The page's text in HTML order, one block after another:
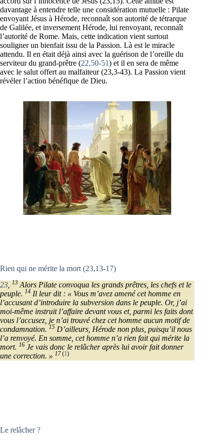
davantage à entendre telle une considération mutuelle : Pilate
envoyant Jésus à Hérode, reconnaît son autorité de tétrarque
de Galilée, et inversement Hérode, lui renvoyant, reconnaît
l’autorité de Rome. Mais, cette indication vient surtout
souligner un bienfait issu de la Passion. Là est le miracle
attendu. Il en était déjà ainsi avec la guérison de l’oreille du
serviteur du grand-prêtre (22,50-51) et il en sera de même
avec le salut offert au malfaiteur (23,3-43). La Passion vient
révéler l’action bénéfique de Dieu.
Rien qui ne mérite la mort (23,13-17)
23 13 Alors Pilate convoqua les grands prêtres, les chefs et le
peuple. 14 Il leur dit : « Vous m’avez amené cet homme en
l’accusant d’introduire la subversion dans le peuple. Or, j’ai
moi-même instruit l’affaire devant vous et, parmi les faits dont
vous l’accusez, je n’ai trouvé chez cet homme aucun motif de
condamnation. 15 D’ailleurs, Hérode non plus, puisqu’il nous
l’a renvoyé. En somme, cet homme n’a rien fait qui mérite la
mort. 16 Je vais donc le relâcher après lui avoir fait donner
une correction. » 17(1)
Le relâcher ?